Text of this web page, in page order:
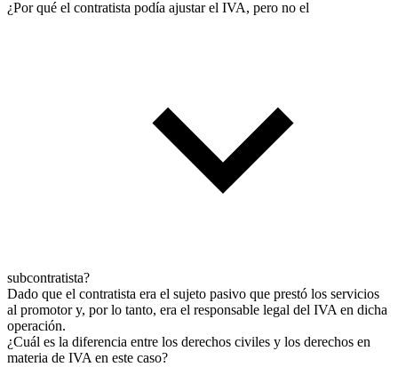
¿Por qué el contratista podía ajustar el IVA, pero no el
subcontratista?
Dado que el contratista era el sujeto pasivo que prestó los servicios
al promotor y, por lo tanto, era el responsable legal del IVA en dicha
operación.
¿Cuál es la diferencia entre los derechos civiles y los derechos en
materia de IVA en este caso?